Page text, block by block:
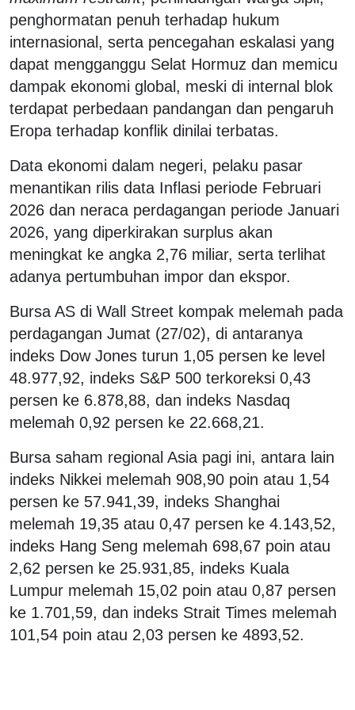
penghormatan penuh terhadap hukum
internasional, serta pencegahan eskalasi yang
dapat mengganggu Selat Hormuz dan memicu
dampak ekonomi global, meski di internal blok
terdapat perbedaan pandangan dan pengaruh
Eropa terhadap konflik dinilai terbatas.
Data ekonomi dalam negeri, pelaku pasar
menantikan rilis data Inflasi periode Februari
2026 dan neraca perdagangan periode Januari
2026, yang diperkirakan surplus akan
meningkat ke angka 2,76 miliar, serta terlihat
adanya pertumbuhan impor dan ekspor.
Bursa AS di Wall Street kompak melemah pada
perdagangan Jumat (27/02), di antaranya
indeks Dow Jones turun 1,05 persen ke level
48.977,92, indeks S&P 500 terkoreksi 0,43
persen ke 6.878,88, dan indeks Nasdaq
melemah 0,92 persen ke 22.668,21.
Bursa saham regional Asia pagi ini, antara lain
indeks Nikkei melemah 908,90 poin atau 1,54
persen ke 57.941,39, indeks Shanghai
melemah 19,35 atau 0,47 persen ke 4.143,52,
indeks Hang Seng melemah 698,67 poin atau
2,62 persen ke 25.931,85, indeks Kuala
Lumpur melemah 15,02 poin atau 0,87 persen
ke 1.701,59, dan indeks Strait Times melemah
101,54 poin atau 2,03 persen ke 4893,52.